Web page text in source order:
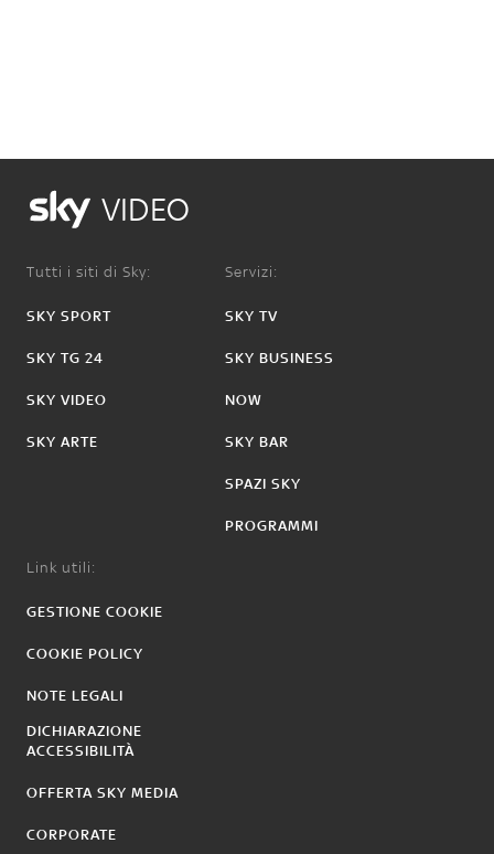
VIDEO
Tutti i siti di Sky:
SKY SPORT
SKY TG 24
SKY VIDEO
SKY ARTE
Servizi:
SKY TV
SKY BUSINESS
NOW
SKY BAR
SPAZI SKY
PROGRAMMI
Link utili:
GESTIONE COOKIE
COOKIE POLICY
NOTE LEGALI
DICHIARAZIONE
ACCESSIBILITÀ
OFFERTA SKY MEDIA
CORPORATE